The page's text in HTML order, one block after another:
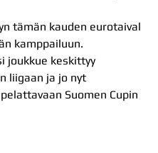
tämän kauden eurotaival
kamppailuun.
joukkue keskittyy
liigaan ja jo nyt
Suomen Cupin